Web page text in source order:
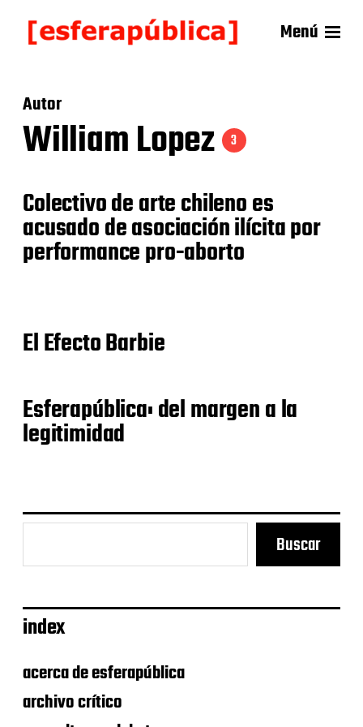
Menú
Autor
William Lopez 3
Colectivo de arte chileno es
acusado de asociación ilícita por
performance pro-aborto
El Efecto Barbie
Esferapública: del margen a la
legitimidad
Buscar
index
acerca de esferapública
archivo crítico